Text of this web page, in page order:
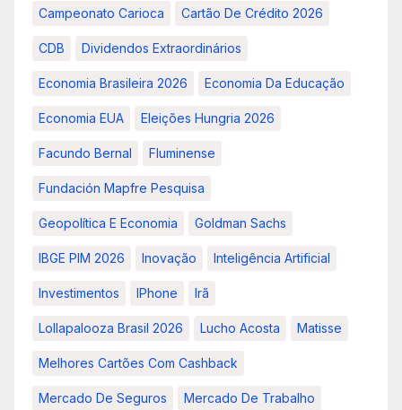
Campeonato Carioca Cartão De Crédito 2026
CDB Dividendos Extraordinários
Economia Brasileira 2026 Economia Da Educação
Economia EUA Eleições Hungria 2026
Facundo Bernal Fluminense
Fundación Mapfre Pesquisa
Geopolítica E Economia Goldman Sachs
IBGE PIM 2026 Inovação Inteligência Artificial
Investimentos IPhone Irã
Lollapalooza Brasil 2026 Lucho Acosta Matisse
Melhores Cartões Com Cashback
Mercado De Seguros Mercado De Trabalho